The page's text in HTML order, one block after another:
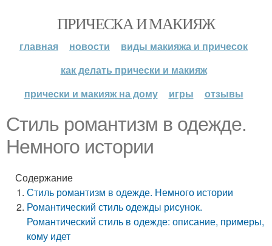
ПРИЧЕСКА И МАКИЯЖ
главная новости
виды макияжа и причесок
как делать прически и макияж
прически и макияж на дому
игры отзывы
Стиль романтизм в одежде.
Немного истории
Содержание
Стиль романтизм в одежде. Немного истории
Романтический стиль одежды рисунок.
Романтический стиль в одежде: описание, примеры,
кому идет